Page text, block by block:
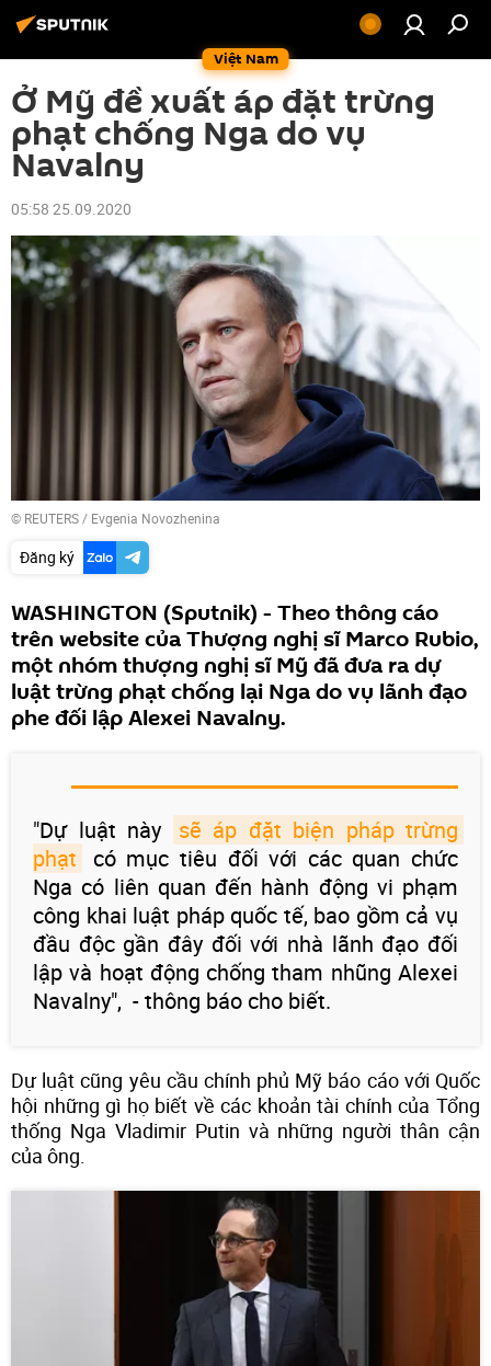
Việt Nam
Ở Mỹ đề xuất áp đặt trừng
phạt chống Nga do vụ
Navalny
05:58 25.09.2020
© REUTERS/ Evgenia Novozhenina
Đăng ký
WASHINGTON (Sputnik) - Theo thông cáo
trên website của Thượng nghị sĩ Marco Rubio,
một nhóm thượng nghị sĩ Mỹ đã đưa ra dự
luật trừng phạt chống lại Nga do vụ lãnh đạo
phe đối lập Alexei Navalny.
"Dự luật này
sẽ áp đặt biện pháp trừng
phạt
có mục tiêu đối với các quan chức
Nga có liên quan đến hành động vi phạm
công khai luật pháp quốc tế, bao gồm cả vụ
đầu độc gần đây đối với nhà lãnh đạo đối
lập và hoạt động chống tham nhũng Alexei
Navalny", - thông báo cho biết.
Dự luật cũng yêu cầu chính phủ Mỹ báo cáo với Quốc
hội những gì họ biết về các khoản tài chính của Tổng
thống Nga Vladimir Putin và những người thân cận
của ông.